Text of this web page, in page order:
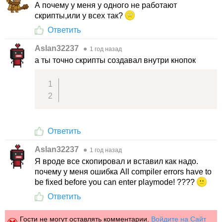
А почему у меня у одного не работают
скрипты,или у всех так?
Ответить
Aslan32237 1 год назад
а ты точно скрипты создавал внутри кнопок
Ответить
Aslan32237 1 год назад
Я вроде все скопировал и вставил как надо.
почему у меня ошибка All compiler errors have to
be fixed before you can enter playmode! ????
Ответить
Гости не могут оставлять комментарии. Войдите на Сайт